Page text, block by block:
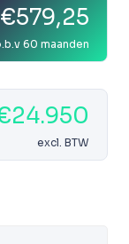
€579,25
60 maanden
excl. BTW